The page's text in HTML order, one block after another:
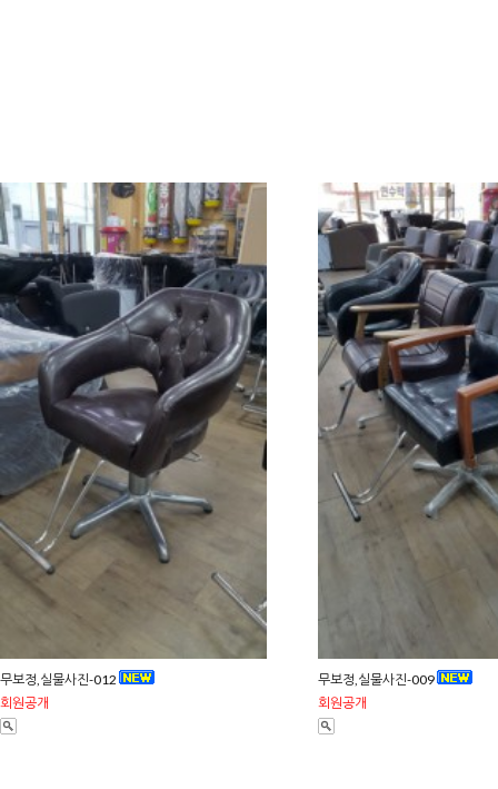
무보정,실물사진-012
회원공개
무보정,실물사진-009
회원공개